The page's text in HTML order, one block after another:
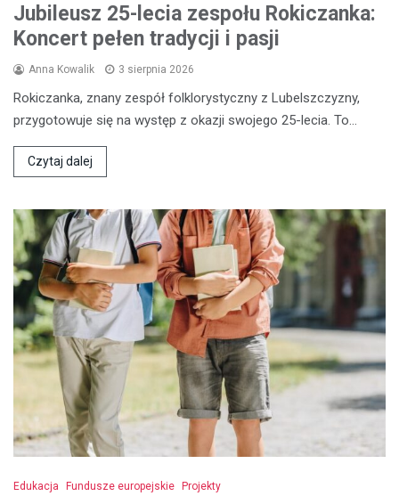
Jubileusz 25-lecia zespołu Rokiczanka:
Koncert pełen tradycji i pasji
Anna Kowalik 3 sierpnia 2026
Rokiczanka, znany zespół folklorystyczny z Lubelszczyzny,
przygotowuje się na występ z okazji swojego 25-lecia. To…
Czytaj dalej
Edukacja Fundusze europejskie Projekty